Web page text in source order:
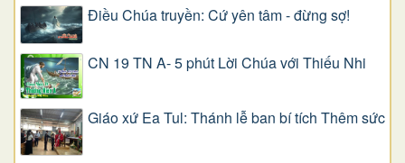
Điều Chúa truyền: Cứ yên tâm - đừng sợ!
CN 19 TN A- 5 phút Lời Chúa với Thiếu Nhi
Giáo xứ Ea Tul: Thánh lễ ban bí tích Thêm sức